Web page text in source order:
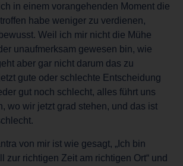
in einem vorangehenden Moment die
habe weniger zu verdienen,
Weil ich mir nicht die Mühe
unaufmerksam gewesen bin, wie
aber gar nicht darum das zu
gute oder schlechte Entscheidung
gut noch schlecht, alles führt uns
wo wir jetzt grad stehen, und das ist
von mir ist wie gesagt, „Ich bin
zur richtigen Zeit am richtigen Ort“ und